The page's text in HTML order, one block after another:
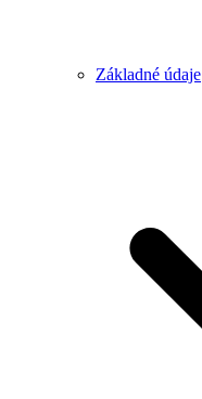
Základné údaje